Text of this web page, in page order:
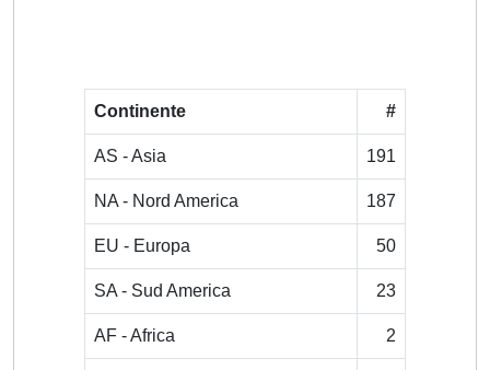
Continente #
AS - Asia 191
NA - Nord America 187
EU - Europa 50
SA - Sud America 23
AF - Africa 2